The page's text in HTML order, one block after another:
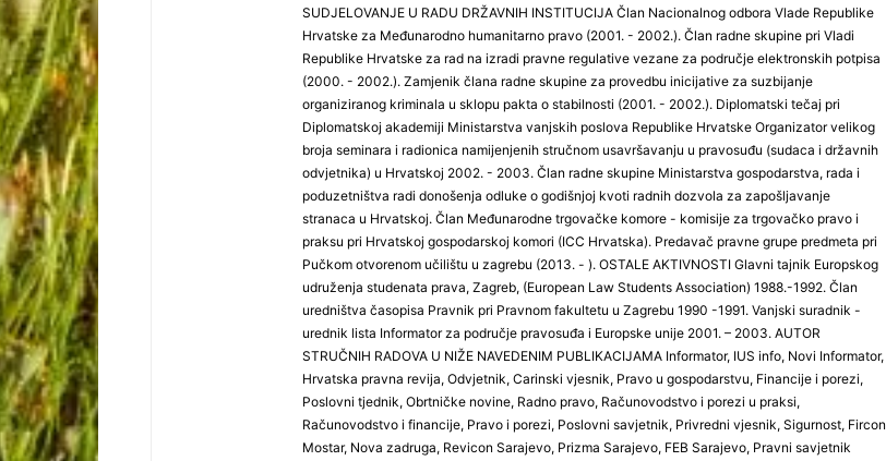
SUDJELOVANJE U RADU DRŽAVNIH INSTITUCIJA Član Nacionalnog odbora Vlade Republike
Hrvatske za Međunarodno humanitarno pravo (2001. - 2002.). Član radne skupine pri Vladi
Republike Hrvatske za rad na izradi pravne regulative vezane za područje elektronskih potpisa
(2000. - 2002.). Zamjenik člana radne skupine za provedbu inicijative za suzbijanje
organiziranog kriminala u sklopu pakta o stabilnosti (2001. - 2002.). Diplomatski tečaj pri
Diplomatskoj akademiji Ministarstva vanjskih poslova Republike Hrvatske Organizator velikog
broja seminara i radionica namijenjenih stručnom usavršavanju u pravosuđu (sudaca i državnih
odvjetnika) u Hrvatskoj 2002. - 2003. Član radne skupine Ministarstva gospodarstva, rada i
poduzetništva radi donošenja odluke o godišnjoj kvoti radnih dozvola za zapošljavanje
stranaca u Hrvatskoj. Član Međunarodne trgovačke komore - komisije za trgovačko pravo i
praksu pri Hrvatskoj gospodarskoj komori (ICC Hrvatska). Predavač pravne grupe predmeta pri
Pučkom otvorenom učilištu u zagrebu (2013. - ). OSTALE AKTIVNOSTI Glavni tajnik Europskog
udruženja studenata prava, Zagreb, (European Law Students Association) 1988.-1992. Član
uredništva časopisa Pravnik pri Pravnom fakultetu u Zagrebu 1990 -1991. Vanjski suradnik -
urednik lista Informator za područje pravosuđa i Europske unije 2001. – 2003. AUTOR
STRUČNIH RADOVA U NIŽE NAVEDENIM PUBLIKACIJAMA Informator, IUS info, Novi Informator,
Hrvatska pravna revija, Odvjetnik, Carinski vjesnik, Pravo u gospodarstvu, Financije i porezi,
Poslovni tjednik, Obrtničke novine, Radno pravo, Računovodstvo i porezi u praksi,
Računovodstvo i financije, Pravo i porezi, Poslovni savjetnik, Privredni vjesnik, Sigurnost, Fircon
Mostar, Nova zadruga, Revicon Sarajevo, Prizma Sarajevo, FEB Sarajevo, Pravni savjetnik